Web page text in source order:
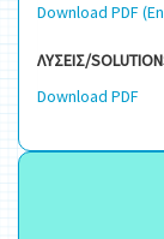
Download PDF
ΛΥΣΕΙΣ/
Download PDF